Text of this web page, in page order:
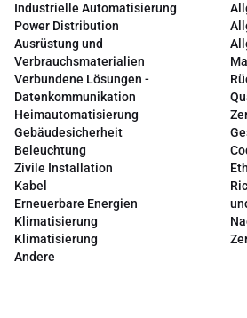
Industrielle Automatisierung
Power Distribution
Ausrüstung und
Verbrauchsmaterialien
Verbundene Lösungen -
Datenkommunikation
Heimautomatisierung
Gebäudesicherheit
Beleuchtung
Zivile Installation
Kabel
Erneuerbare Energien
Klimatisierung
Klimatisierung
Andere